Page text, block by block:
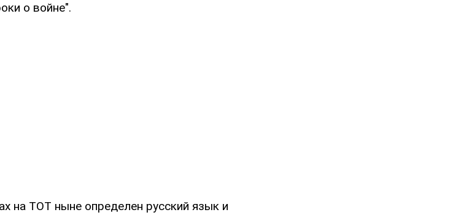
о войне".
на ТОТ ныне определен русский язык и